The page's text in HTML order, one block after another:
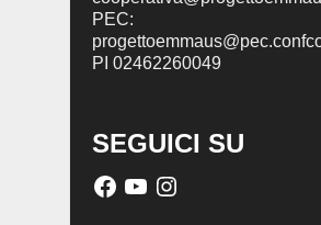
PEC:
PI 02462260049
SEGUICI SU